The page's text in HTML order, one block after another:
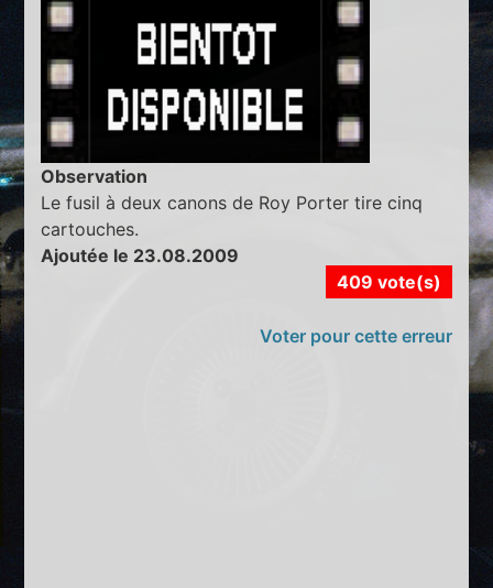
Observation
Le fusil à deux canons de Roy Porter tire cinq
cartouches.
Ajoutée le 23.08.2009
409 vote(s)
Voter pour cette erreur